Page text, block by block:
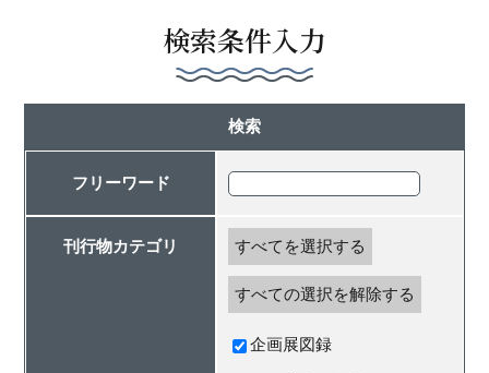
検索条件入力
検索
フリーワード
刊行物カテゴリ すべてを選択する
すべての選択を解除する
企画展図録